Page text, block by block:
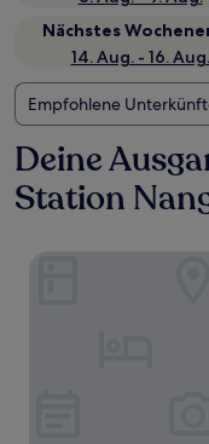
Nächstes
14. Aug. - 16. Aug.
Empfohlene
Deine
Station